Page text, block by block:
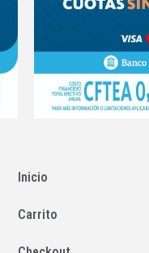
Inicio
Carrito